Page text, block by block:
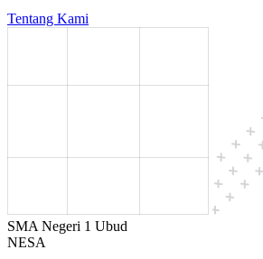
Tentang Kami
SMA Negeri 1 Ubud
NESA